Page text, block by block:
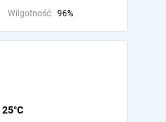
Wilgotność: 96%
25°C